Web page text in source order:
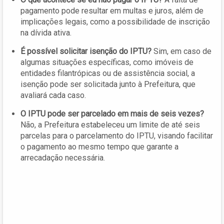
pagamento pode resultar em multas e juros, além de
implicações legais, como a possibilidade de inscrição
na dívida ativa.
É possível solicitar isenção do IPTU? Sim, em caso de
algumas situações específicas, como imóveis de
entidades filantrópicas ou de assistência social, a
isenção pode ser solicitada junto à Prefeitura, que
avaliará cada caso.
O IPTU pode ser parcelado em mais de seis vezes?
Não, a Prefeitura estabeleceu um limite de até seis
parcelas para o parcelamento do IPTU, visando facilitar
o pagamento ao mesmo tempo que garante a
arrecadação necessária.